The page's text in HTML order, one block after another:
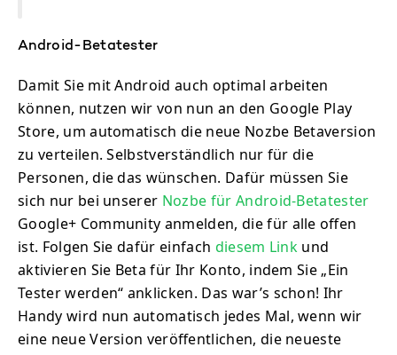
Android-Betatester
Damit Sie mit Android auch optimal arbeiten
können, nutzen wir von nun an den Google Play
Store, um automatisch die neue Nozbe Betaversion
zu verteilen. Selbstverständlich nur für die
Personen, die das wünschen. Dafür müssen Sie
sich nur bei unserer Nozbe für Android-Betatester
Google+ Community anmelden, die für alle offen
ist. Folgen Sie dafür einfach diesem Link und
aktivieren Sie Beta für Ihr Konto, indem Sie „Ein
Tester werden“ anklicken. Das war’s schon! Ihr
Handy wird nun automatisch jedes Mal, wenn wir
eine neue Version veröffentlichen, die neueste